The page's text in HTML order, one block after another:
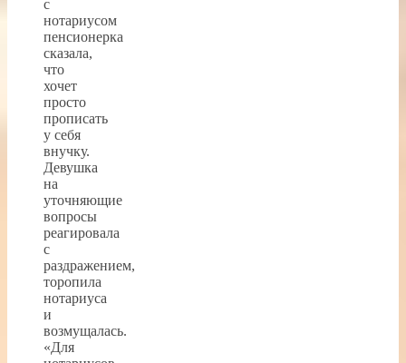
с
нотариусом
пенсионерка
сказала,
что
хочет
просто
прописать
у себя
внучку.
Девушка
на
уточняющие
вопросы
реагировала
с
раздражением,
торопила
нотариуса
и
возмущалась.
«Для